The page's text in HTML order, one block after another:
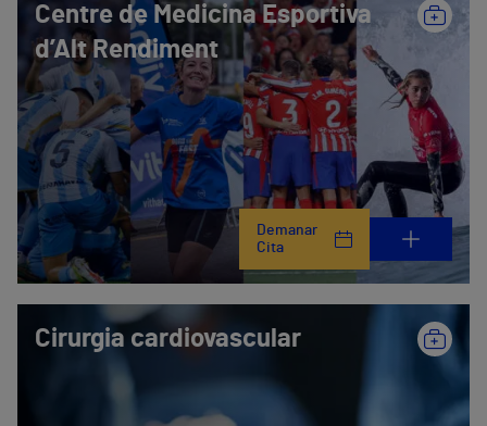
Centre de Medicina Esportiva
d’Alt Rendiment
Demanar
Cita
Cirurgia cardiovascular